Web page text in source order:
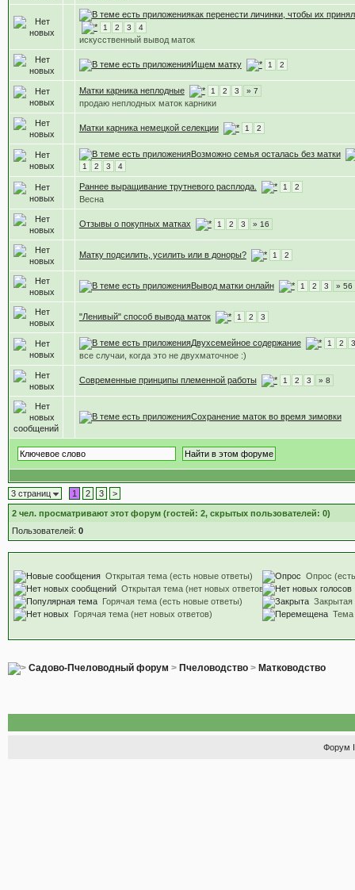
как перенести личинки, чтобы их
1 2 3 4
искусственный вывод маток
Ищем матку 1 2
Матки карника неплодные 1 2 3 » 7
продаю неплодных маток карники
Матки карника немецкой селекции 1 2
Возможно семья осталась без матки
1 2 3 4
Раннее выращивание трутневого расплода. 1 2
Весна
Отзывы о покупных матках 1 2 3 » 16
Матку подсилить, усилить или в доноры? 1 2
Вывод матки онлайн 1 2 3 » 56
"Ленивый" способ вывода маток 1 2 3
Двухсемейное содержание 1 2 3
все случаи, когда это не двухматочное :)
Современные принципы племенной работы 1 2 3 » 8
Сохранение маток во время зимовки
3 страниц 1 2 3 >
2чел. просматривают этот форум (гостей: 2, скрытых пользователей: 0)
Пользователей: 0
Открытая тема (есть новые ответы)
Открытая тема (нет новых ответов)
Горячая тема (есть новые ответы)
Горячая тема (нет новых ответов)
Опрос
Закрытая
Тема
Садово-Пчеловодный форум > Пчеловодство> Матководство
Форум